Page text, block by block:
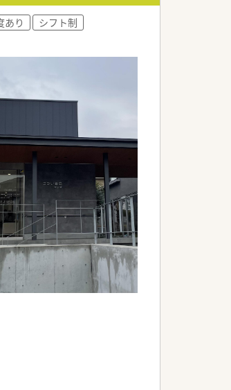
人です。
。
ます。
みです。
。
。
あり
シフト制